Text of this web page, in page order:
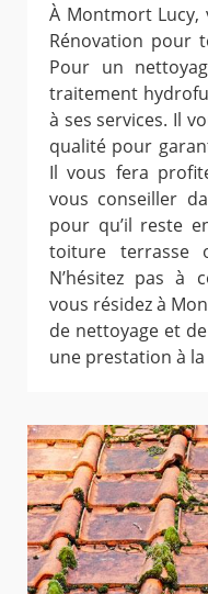
À Montmort Lucy,
Rénovation pour
Pour un
traitement
à ses services. Il
qualité pour
Il vous fera
vous conseiller
pour qu’il reste
toiture terrasse
N’hésitez pas à
vous résidez à
de nettoyage et
une prestation à